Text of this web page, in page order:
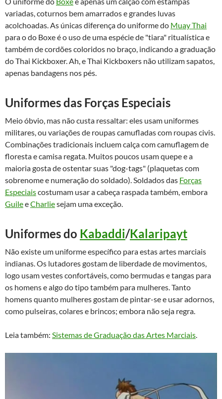
variadas, coturnos bem amarrados e grandes luvas
acolchoadas. As únicas diferença do uniforme do Muay Thai
para o do Boxe é o uso de uma espécie de "tiara" ritualística e
também de cordões coloridos no braço, indicando a graduação
do Thai Kickboxer. Ah, e Thai Kickboxers não utilizam sapatos,
apenas bandagens nos pés.
Uniformes das Forças Especiais
Meio óbvio, mas não custa ressaltar: eles usam uniformes
militares, ou variações de roupas camufladas com roupas civis.
Combinações tradicionais incluem calça com camuflagem de
floresta e camisa regata. Muitos poucos usam quepe e a
maioria gosta de ostentar suas "dog-tags" (plaquetas com
sobrenome e numeração do soldado). Soldados das Forças
Especiaiscostumam usar a cabeça raspada também, embora
GuileeCharliesejam uma exceção.
Uniformes do Kabaddi/Kalaripayt
Não existe um uniforme específico para estas artes marciais
indianas. Os lutadores gostam de liberdade de movimentos,
logo usam vestes confortáveis, como bermudas e tangas para
os homens e algo do tipo também para mulheres. Tanto
homens quanto mulheres gostam de pintar-se e usar adornos,
como pulseiras, colares e brincos; embora não seja regra.
Leia também: Sistemas de Graduação das Artes Marciais